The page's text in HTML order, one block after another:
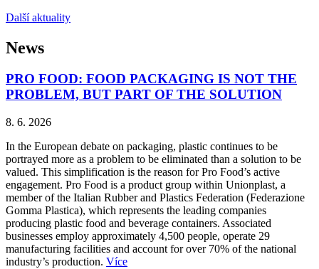
Další aktuality
News
PRO FOOD: FOOD PACKAGING IS NOT THE
PROBLEM, BUT PART OF THE SOLUTION
8. 6. 2026
In the European debate on packaging, plastic continues to be
portrayed more as a problem to be eliminated than a solution to be
valued. This simplification is the reason for Pro Food’s active
engagement. Pro Food is a product group within Unionplast, a
member of the Italian Rubber and Plastics Federation (Federazione
Gomma Plastica), which represents the leading companies
producing plastic food and beverage containers. Associated
businesses employ approximately 4,500 people, operate 29
manufacturing facilities and account for over 70% of the national
industry’s production. Více